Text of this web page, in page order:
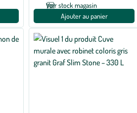
Voir stock magasin
Ajouter au panier